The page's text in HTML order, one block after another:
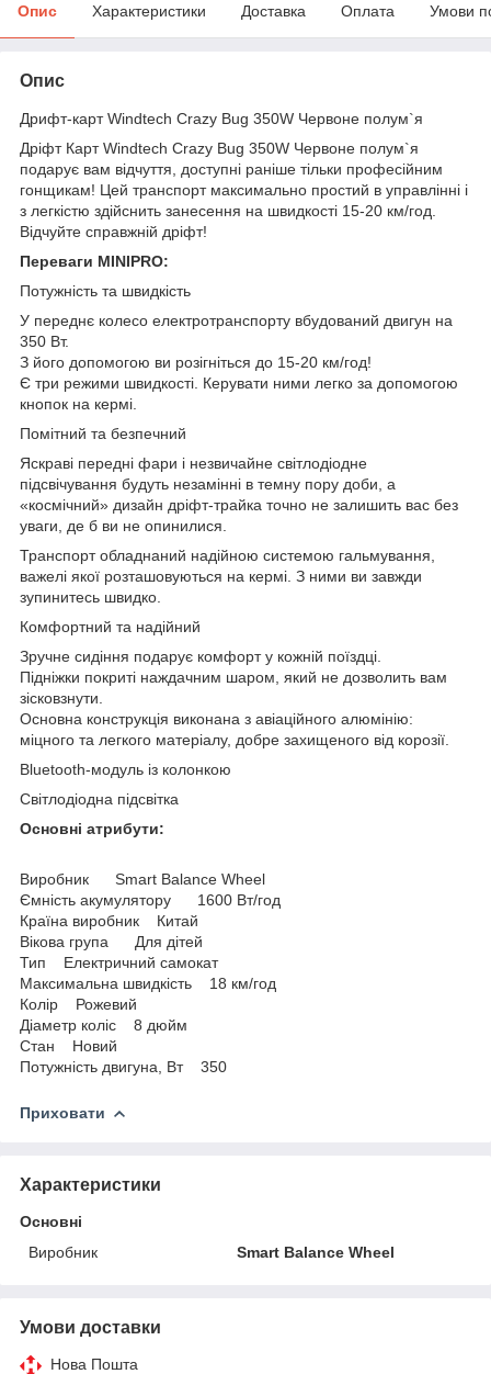
Опис Характеристики Доставка Оплата Умови
Опис
Дрифт-карт Windtech Crazy Bug 350W Червоне полум`я
Дріфт Карт Windtech Crazy Bug 350W Червоне полум`я
подарує вам відчуття, доступні раніше тільки професійним
гонщикам! Цей транспорт максимально простий в управлінні і
з легкістю здійснить занесення на швидкості 15-20 км/год.
Відчуйте справжній дріфт!
Переваги MINIPRO:
Потужність та швидкість
У переднє колесо електротранспорту вбудований двигун на
350 Вт.
З його допомогою ви розігніться до 15-20 км/год!
Є три режими швидкості. Керувати ними легко за допомогою
кнопок на кермі.
Помітний та безпечний
Яскраві передні фари і незвичайне світлодіодне
підсвічування будуть незамінні в темну пору доби, а
«космічний» дизайн дріфт-трайка точно не залишить вас без
уваги, де б ви не опинилися.
Транспорт обладнаний надійною системою гальмування,
важелі якої розташовуються на кермі. З ними ви завжди
зупинитесь швидко.
Комфортний та надійний
Зручне сидіння подарує комфорт у кожній поїздці.
Підніжки покриті наждачним шаром, який не дозволить вам
зісковзнути.
Основна конструкція виконана з авіаційного алюмінію:
міцного та легкого матеріалу, добре захищеного від корозії.
Bluetooth-модуль із колонкою
Світлодіодна підсвітка
Основні атрибути:
Виробник Smart Balance Wheel
Ємність акумулятору 1600 Вт/год
Країна виробник Китай
Вікова група Для дітей
Тип Електричний самокат
Максимальна швидкість 18 км/год
Колір Рожевий
Діаметр коліс 8 дюйм
Стан Новий
Потужність двигуна, Вт 350
Приховати
Характеристики
Основні
Виробник
Smart Balance Wheel
Умови доставки
Нова Пошта